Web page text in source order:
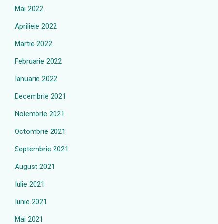
Mai 2022
Aprilieie 2022
Martie 2022
Februarie 2022
Ianuarie 2022
Decembrie 2021
Noiembrie 2021
Octombrie 2021
Septembrie 2021
August 2021
Iulie 2021
Iunie 2021
Mai 2021